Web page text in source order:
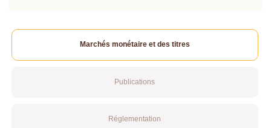
Marchés monétaire et des titres
Publications
Réglementation